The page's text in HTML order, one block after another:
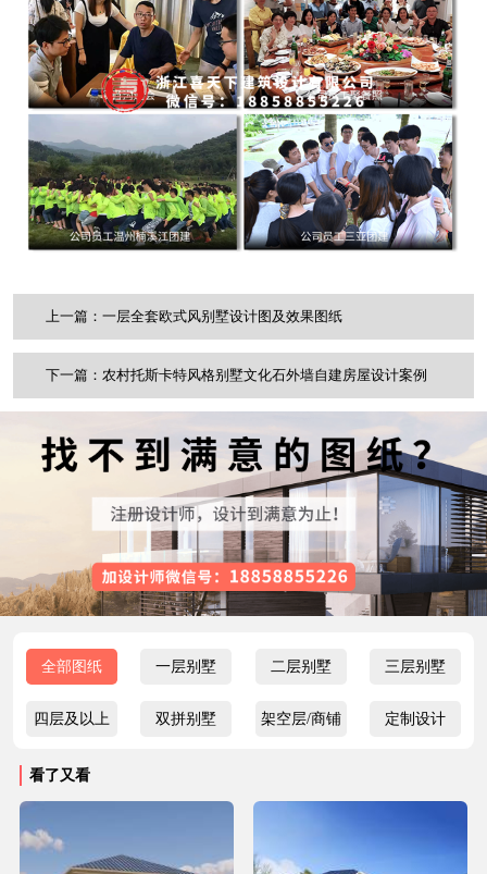
上一篇：一层全套欧式风别墅设计图及效果图纸
下一篇：农村托斯卡特风格别墅文化石外墙自建房屋设计案例
全部图纸 一层别墅 二层别墅 三层别墅
四层及以上 双拼别墅 架空层/商铺 定制设计
看了又看